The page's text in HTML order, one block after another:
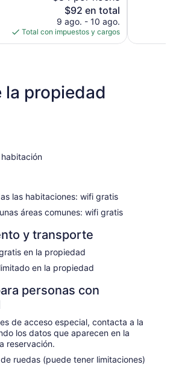
El
precio
actual
es
$92 en total
9 ago. - 10 ago.
Total con impuestos y cargos
la propiedad
las habitaciones: wifi gratis
áreas comunes: wifi gratis
y transporte
en la propiedad
en la propiedad
personas con
de acceso especial, contacta a la
los datos que aparecen en la
reservación.
ruedas (puede tener limitaciones)